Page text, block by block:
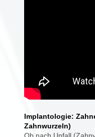
Implantologie:
Zahnwurzeln)